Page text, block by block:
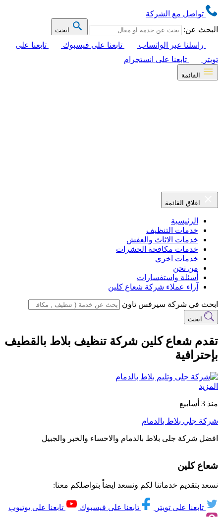
تواصل مع الشركة
البحث عن:
ابحث
راسلنا عبر الواتساب تابعنا على فيسبوك
تابعنا على
تويتر
تابعنا على انستجرام
القائمة
اغلاق القائمة
الرئيسية
خدمات التنظيف
خدمات الاثاث والعفش
خدمات مكافحة الحشرات
خدمات اخري
من نحن
أسئلة واستفسارات
آراء عملاء شركة شعاع كلين
ابحث في شركة سيرفس تاون
ابحث
تقدم شعاع كلين شركة تنظيف بلاط بالقطيف
بإحترافية
المزيد
منذ 3 أسابيع
شركة جلي بلاط بالدمام
افضل شركة جلى بلاط بالدمام والاحساء والخبر والجبيل
شعاع كلين
نسعد بتقديم خدماتنا لكم ونسعد ايضاً بتواصلكم معنا:
تابعنا على تويتر تابعنا على فيسبوك
تابعنا على يوتيوب